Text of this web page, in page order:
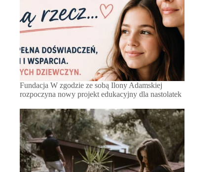
Fundacja W zgodzie ze sobą Ilony Adamskiej
rozpoczyna nowy projekt edukacyjny dla nastolatek